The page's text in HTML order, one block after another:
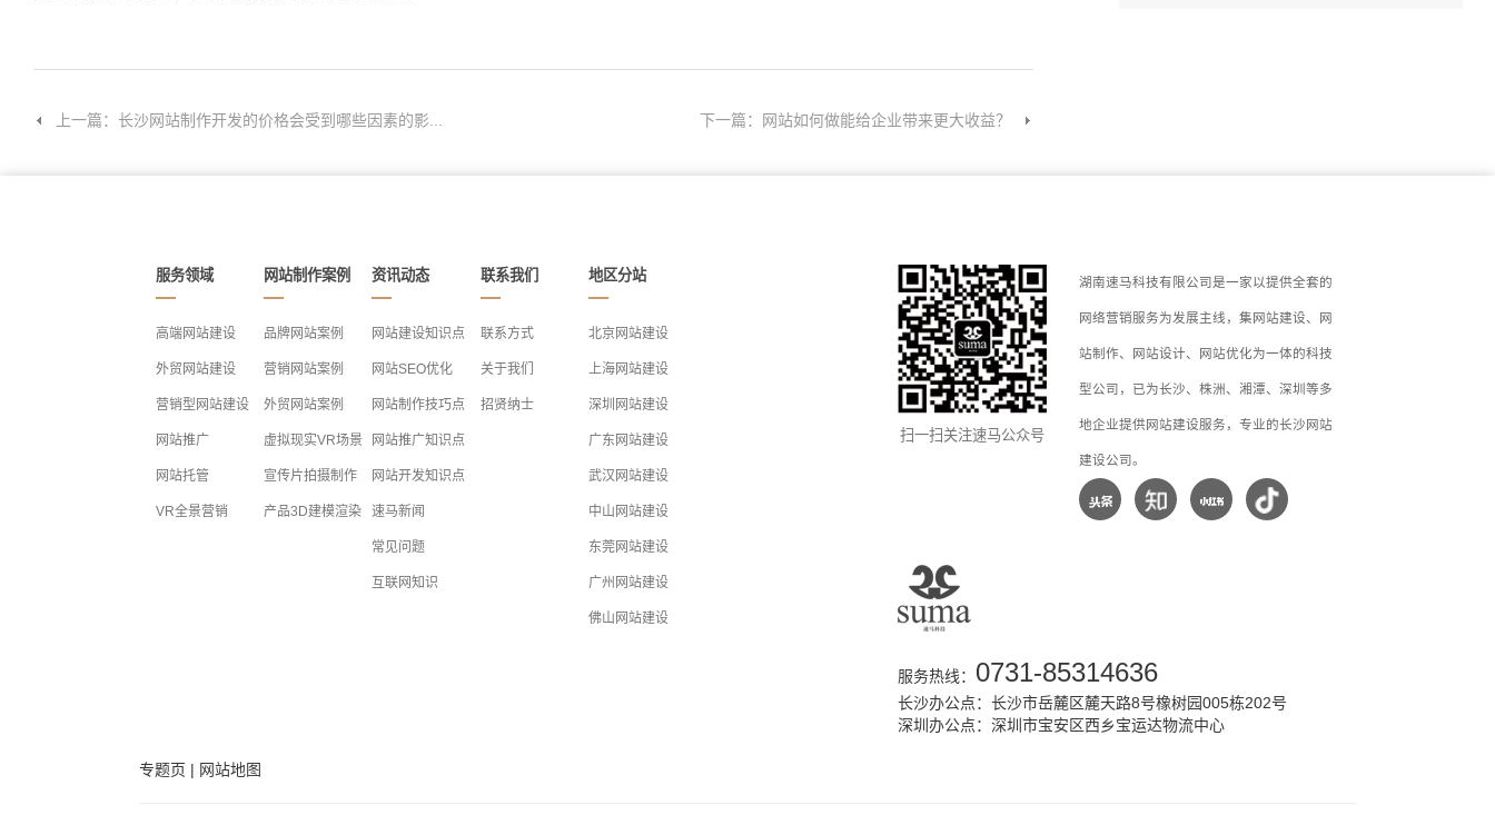
上一篇：长沙网站制作开发的价格会受到哪些因素的影... 下一篇：网站如何做能给企业带来更大收益？
服务领域
高端网站建设
外贸网站建设
营销型网站建设
网站推广
网站托管
VR全景营销
网站制作案例
品牌网站案例
营销网站案例
外贸网站案例
虚拟现实VR场景
宣传片拍摄制作
产品3D建模渲染
资讯动态
网站建设知识点
网站SEO优化
网站制作技巧点
网站推广知识点
网站开发知识点
速马新闻
常见问题
互联网知识
联系我们
联系方式
关于我们
招贤纳士
地区分站
北京网站建设
上海网站建设
深圳网站建设
广东网站建设
武汉网站建设
中山网站建设
东莞网站建设
广州网站建设
佛山网站建设
扫一扫关注速马公众号
湖南速马科技有限公司是一家以提供全套的
网络营销服务为发展主线，集网站建设、网
站制作、网站设计、网站优化为一体的科技
型公司，已为长沙、株洲、湘潭、深圳等多
地企业提供网站建设服务，专业的长沙网站
建设公司。
服务热线： 0731-85314636
长沙办公点：长沙市岳麓区麓天路8号橡树园005栋202号
深圳办公点：深圳市宝安区西乡宝运达物流中心
专题页 | 网站地图